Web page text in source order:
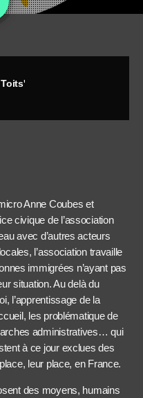
Anne Coubes et
civique de l’association
avec d’autres acteurs
l’association travaille
immigrées n’ayant pas
situation. Au delà du
l’apprentissage de la
les problématique de
administratives… qui
à ce jour exclues des
leur place, en France.
des moyens, humains